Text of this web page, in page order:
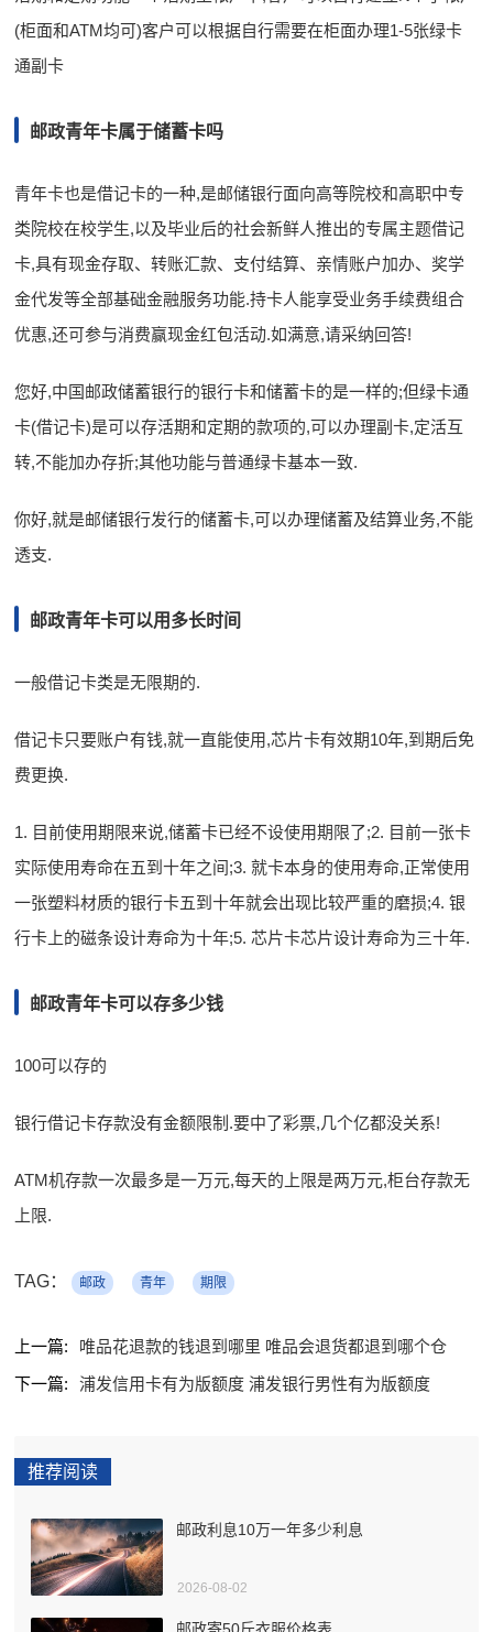
(柜面和ATM均可)客户可以根据自行需要在柜面办理1-5张绿卡
通副卡
邮政青年卡属于储蓄卡吗
青年卡也是借记卡的一种,是邮储银行面向高等院校和高职中专
类院校在校学生,以及毕业后的社会新鲜人推出的专属主题借记
卡,具有现金存取、转账汇款、支付结算、亲情账户加办、奖学
金代发等全部基础金融服务功能.持卡人能享受业务手续费组合
优惠,还可参与消费赢现金红包活动.如满意,请采纳回答!
您好,中国邮政储蓄银行的银行卡和储蓄卡的是一样的;但绿卡通
卡(借记卡)是可以存活期和定期的款项的,可以办理副卡,定活互
转,不能加办存折;其他功能与普通绿卡基本一致.
你好,就是邮储银行发行的储蓄卡,可以办理储蓄及结算业务,不能
透支.
邮政青年卡可以用多长时间
一般借记卡类是无限期的.
借记卡只要账户有钱,就一直能使用,芯片卡有效期10年,到期后免
费更换.
1. 目前使用期限来说,储蓄卡已经不设使用期限了;2. 目前一张卡
实际使用寿命在五到十年之间;3. 就卡本身的使用寿命,正常使用
一张塑料材质的银行卡五到十年就会出现比较严重的磨损;4. 银
行卡上的磁条设计寿命为十年;5. 芯片卡芯片设计寿命为三十年.
邮政青年卡可以存多少钱
100可以存的
银行借记卡存款没有金额限制.要中了彩票,几个亿都没关系!
ATM机存款一次最多是一万元,每天的上限是两万元,柜台存款无
上限.
TAG： 邮政 青年 期限
上一篇:
唯品花退款的钱退到哪里 唯品会退货都退到哪个仓
下一篇:
浦发信用卡有为版额度 浦发银行男性有为版额度
推荐阅读
邮政利息10万一年多少利息
2026-08-02
邮政寄50斤衣服价格表